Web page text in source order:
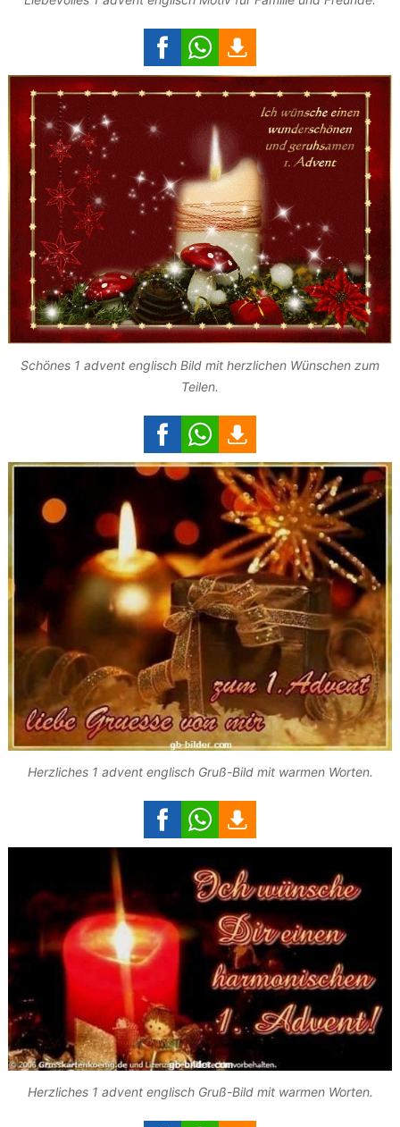
Schönes 1 advent englisch Bild mit herzlichen Wünschen zum
Teilen.
Herzliches 1 advent englisch Gruß-Bild mit warmen Worten.
Herzliches 1 advent englisch Gruß-Bild mit warmen Worten.